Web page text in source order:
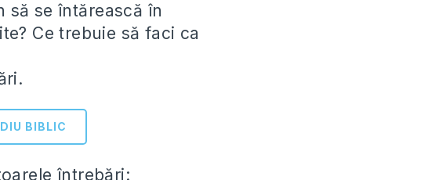
să se întărească în
Ce trebuie să faci ca
BIBLIC
întrebări: